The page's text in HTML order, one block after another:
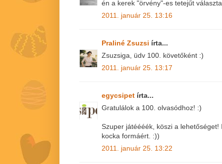
én a kerek "örvény"-es tetejűt
2011. január 25. 13:16
Praliné Zsuzsi írta...
Zsuzsiga, üdv 100. követőként :)
2011. január 25. 13:17
egycsipet írta...
Gratulálok a 100. olvasódhoz! :)
Szuper játéééék, köszi a
kocka formáért. :))
2011. január 25. 13:22